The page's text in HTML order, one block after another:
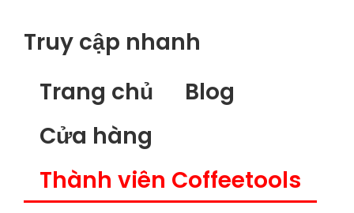
Truy cập nhanh
Trang chủ
Blog
Cửa hàng
Thành viên Coffeetools